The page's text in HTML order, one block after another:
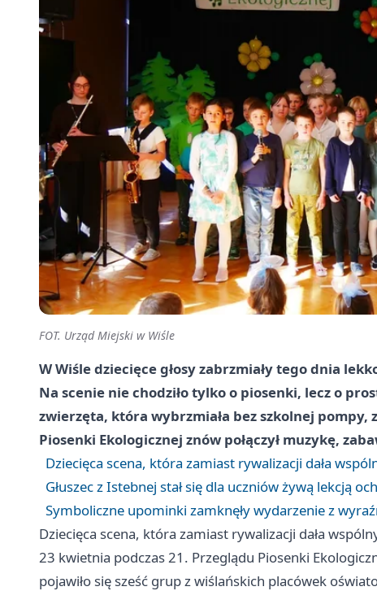
FOT. Urząd Miejski w Wiśle
W Wiśle dziecięce głosy zabrzmiały tego dnia
Na scenie nie chodziło tylko o piosenki, lecz o
zwierzęta, która wybrzmiała bez szkolnej
Piosenki Ekologicznej znów połączył muzykę,
Dziecięca scena, która zamiast rywalizacji dała
Głuszec z Istebnej stał się dla uczniów żywą lekcją
Symboliczne upominki zamknęły wydarzenie z
Dziecięca scena, która zamiast rywalizacji dała
23 kwietnia podczas 21. Przeglądu Piosenki
pojawiło się sześć grup z wiślańskich placówek